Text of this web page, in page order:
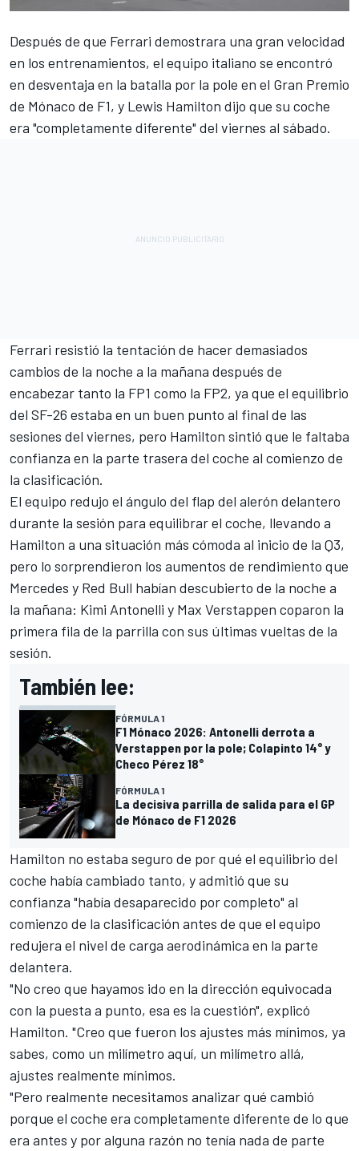
Después de que Ferrari demostrara una gran velocidad
en los entrenamientos, el equipo italiano se encontró
en desventaja en la batalla por la pole en el Gran Premio
de Mónaco de F1, y Lewis Hamilton dijo que su coche
era "completamente diferente" del viernes al sábado.
Ferrari resistió la tentación de hacer demasiados
cambios de la noche a la mañana después de
encabezar tanto la FP1 como la FP2, ya que el equilibrio
del SF-26 estaba en un buen punto al final de las
sesiones del viernes, pero Hamilton sintió que le faltaba
confianza en la parte trasera del coche al comienzo de
la clasificación.
El equipo redujo el ángulo del flap del alerón delantero
durante la sesión para equilibrar el coche, llevando a
Hamilton a una situación más cómoda al inicio de la Q3,
pero lo sorprendieron los aumentos de rendimiento que
Mercedes y Red Bull habían descubierto de la noche a
la mañana: Kimi Antonelli y Max Verstappen coparon la
primera fila de la parrilla con sus últimas vueltas de la
sesión.
También lee:
FÓRMULA 1
F1 Mónaco 2026: Antonelli derrota a
Verstappen por la pole; Colapinto 14° y
Checo Pérez 18°
FÓRMULA 1
La decisiva parrilla de salida para el GP
de Mónaco de F1 2026
Hamilton no estaba seguro de por qué el equilibrio del
coche había cambiado tanto, y admitió que su
confianza "había desaparecido por completo" al
comienzo de la clasificación antes de que el equipo
redujera el nivel de carga aerodinámica en la parte
delantera.
"No creo que hayamos ido en la dirección equivocada
con la puesta a punto, esa es la cuestión", explicó
Hamilton. "Creo que fueron los ajustes más mínimos, ya
sabes, como un milímetro aquí, un milímetro allá,
ajustes realmente mínimos.
"Pero realmente necesitamos analizar qué cambió
porque el coche era completamente diferente de lo que
era antes y por alguna razón no tenía nada de parte